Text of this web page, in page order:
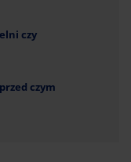
czy
czym